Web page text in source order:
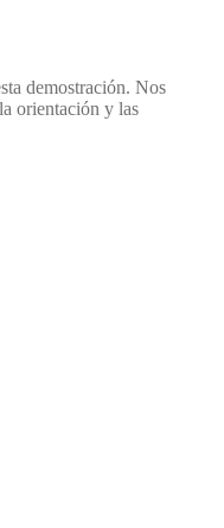
demostración. Nos
orientación y las